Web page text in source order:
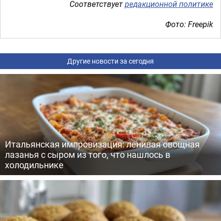
Соответствуетредакционной политике
Фото: Freepik
Другие новости за сегодня
Итальянская импровизация: ленивая овощная
лазанья с сыром из того, что нашлось в
холодильнике